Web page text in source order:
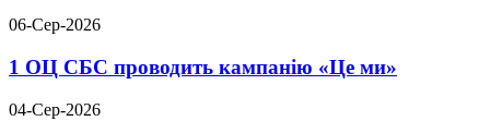
06-Сер-2026
1 ОЦ СБС проводить кампанію «Це ми»
04-Сер-2026